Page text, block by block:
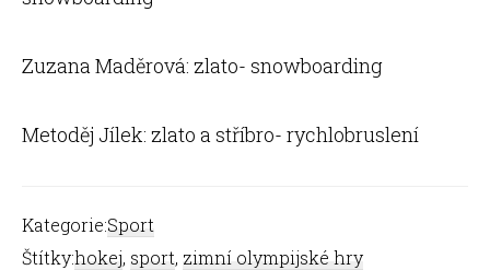
Zuzana Maděrová: zlato- snowboarding
Metoděj Jílek: zlato a stříbro- rychlobruslení
Kategorie:Sport
Štítky:hokej, sport, zimní olympijské hry